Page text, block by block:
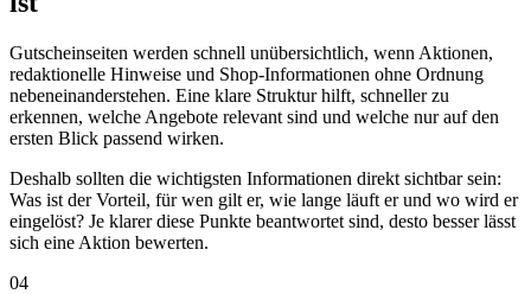
Gutscheinseiten werden schnell unübersichtlich, wenn Aktionen,
redaktionelle Hinweise und Shop-Informationen ohne Ordnung
nebeneinanderstehen. Eine klare Struktur hilft, schneller zu
erkennen, welche Angebote relevant sind und welche nur auf den
ersten Blick passend wirken.
Deshalb sollten die wichtigsten Informationen direkt sichtbar sein:
Was ist der Vorteil, für wen gilt er, wie lange läuft er und wo wird er
eingelöst? Je klarer diese Punkte beantwortet sind, desto besser lässt
sich eine Aktion bewerten.
04